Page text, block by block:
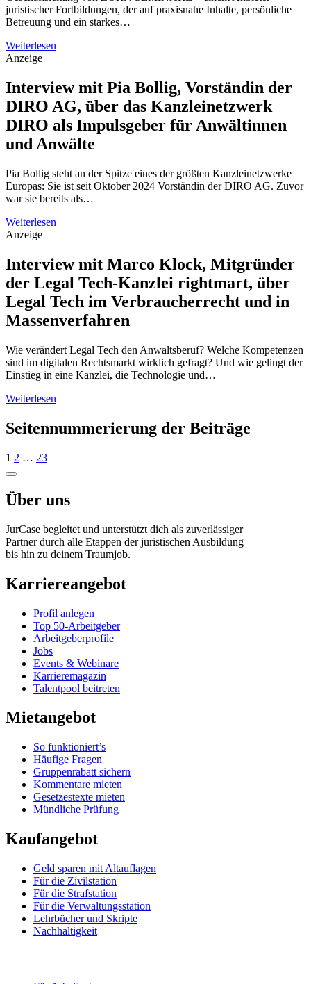
juristischer Fortbildungen, der auf praxisnahe Inhalte, persönliche
Betreuung und ein starkes…
Weiterlesen
Anzeige
Interview mit Pia Bollig, Vorständin der
DIRO AG, über das Kanzleinetzwerk
DIRO als Impulsgeber für Anwältinnen
und Anwälte
Pia Bollig steht an der Spitze eines der größten Kanzleinetzwerke
Europas: Sie ist seit Oktober 2024 Vorständin der DIRO AG. Zuvor
war sie bereits als…
Weiterlesen
Anzeige
Interview mit Marco Klock, Mitgründer
der Legal Tech-Kanzlei rightmart, über
Legal Tech im Verbraucherrecht und in
Massenverfahren
Wie verändert Legal Tech den Anwaltsberuf? Welche Kompetenzen
sind im digitalen Rechtsmarkt wirklich gefragt? Und wie gelingt der
Einstieg in eine Kanzlei, die Technologie und…
Weiterlesen
Seitennummerierung der Beiträge
1 2 … 23
Über uns
JurCase begleitet und unterstützt dich als zuverlässiger
Partner durch alle Etappen der juristischen Ausbildung
bis hin zu deinem Traumjob.
Karriereangebot
Profil anlegen
Top 50-Arbeitgeber
Arbeitgeberprofile
Jobs
Events & Webinare
Karrieremagazin
Talentpool beitreten
Mietangebot
So funktioniert’s
Häufige Fragen
Gruppenrabatt sichern
Kommentare mieten
Gesetzestexte mieten
Mündliche Prüfung
Kaufangebot
Geld sparen mit Altauflagen
Für die Zivilstation
Für die Strafstation
Für die Verwaltungsstation
Lehrbücher und Skripte
Nachhaltigkeit